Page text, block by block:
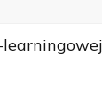
learningowej